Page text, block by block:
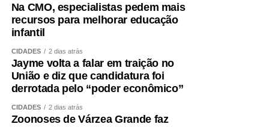
Na CMO, especialistas pedem mais
recursos para melhorar educação
infantil
CIDADES 2 dias atrás
Jayme volta a falar em traição no
União e diz que candidatura foi
derrotada pelo “poder econômico”
CIDADES 2 dias atrás
Zoonoses de Várzea Grande faz